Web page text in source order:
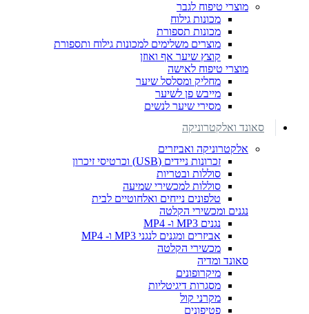
מוצרי טיפוח לגבר
מכונות גילוח
מכונות תספורת
מוצרים משלימים למכונות גילוח ותספורת
קוצץ שיער אף ואוזן
מוצרי טיפוח לאישה
מחליק ומסלסל שיער
מייבש פן לשיער
מסירי שיער לנשים
סאונד ואלקטרוניקה
אלקטרוניקה ואביזרים
זכרונות ניידים (USB) וכרטיסי זיכרון
סוללות ובטריות
סוללות למכשירי שמיעה
טלפונים נייחים ואלחוטיים לבית
נגנים ומכשירי הקלטה
נגנים MP3 ו- MP4
אביזרים ומגנים לנגני MP3 ו- MP4
מכשירי הקלטה
סאונד ומדיה
מיקרופונים
מסגרות דיגיטליות
מקרני קול
פטיפונים